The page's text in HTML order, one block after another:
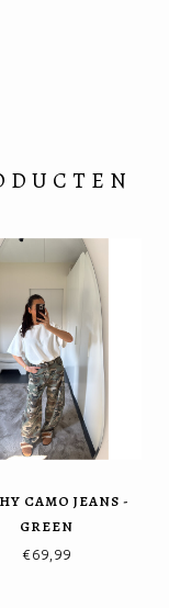
CAMO JEANS -
GREEN
€69,99